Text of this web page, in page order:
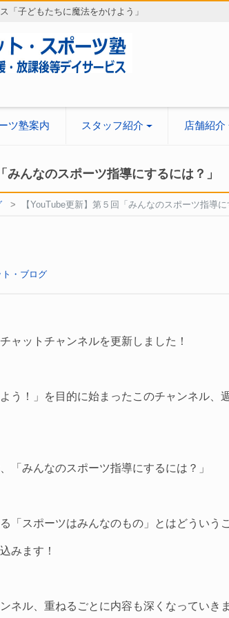
「子どもたちに魔法をかけよう」
ツ塾案内 スタッフ紹介 店舗紹介
みんなのスポーツ指導にするには？」
【YouTube更新】第５回「みんなのスポーツ指導に
・ブログ
ャットチャンネルを更新しました！
う！」を目的に始まったこのチャンネル、
「みんなのスポーツ指導にするには？」
「スポーツはみんなのもの」とはどういう
みます！
ネル、重ねるごとに内容も深くなっていきま